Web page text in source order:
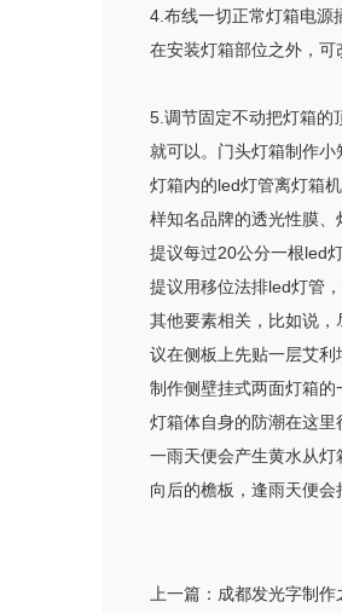
4.布线一切正常灯箱电源
在安装灯箱部位之外，
5.调节固定不动把灯箱的
就可以。门头灯箱制作
灯箱内的led灯管离灯箱
样知名品牌的透光性膜
提议每过20公分一根led
提议用移位法排led灯管
其他要素相关，比如说
议在侧板上先贴一层艾
制作侧壁挂式两面灯箱
灯箱体自身的防潮在这
一雨天便会产生黄水从
向后的檐板，逢雨天便会
上一篇： 成都发光字制